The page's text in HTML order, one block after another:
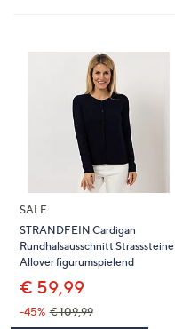
SALE
STRANDFEIN Cardigan
Rundhalsausschnitt Strasssteine
Allover figurumspielend
€ 59,99
-45% € 109,99